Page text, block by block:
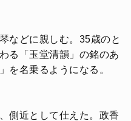
などに親しむ。35歳のと
る「玉堂清韻」の銘のあ
を名乗るようになる。
側近として仕えた。政香